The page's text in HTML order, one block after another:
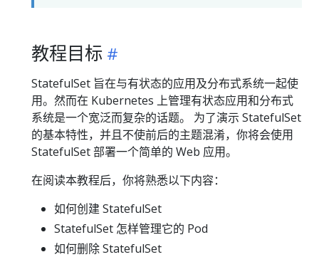
教程目标
StatefulSet 旨在与有状态的应用及分布式系统一起使
用。然而在 Kubernetes 上管理有状态应用和分布式
系统是一个宽泛而复杂的话题。 为了演示 StatefulSet
的基本特性，并且不使前后的主题混淆，你将会使用
StatefulSet 部署一个简单的 Web 应用。
在阅读本教程后，你将熟悉以下内容：
如何创建 StatefulSet
StatefulSet 怎样管理它的 Pod
如何删除 StatefulSet